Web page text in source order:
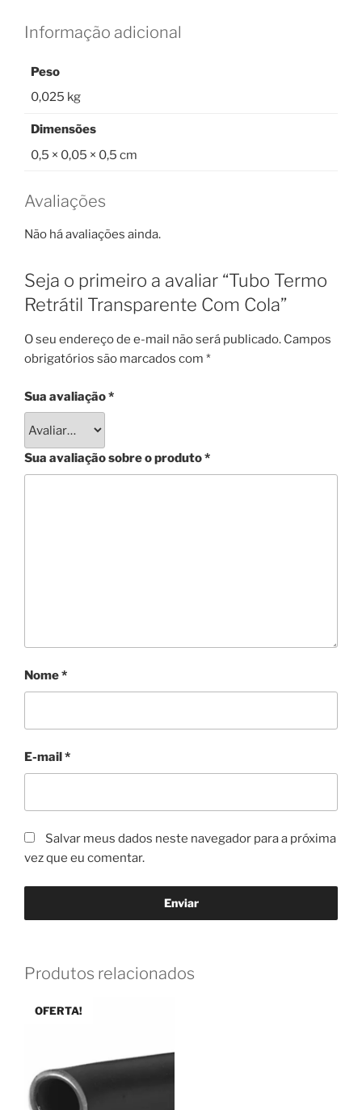
Informação adicional
Peso
0,025 kg
Dimensões
0,5 × 0,05 × 0,5 cm
Avaliações
Não há avaliações ainda.
Seja o primeiro a avaliar “Tubo Termo
Retrátil Transparente Com Cola”
O seu endereço de e-mail não será publicado. Campos
obrigatórios são marcados com *
Sua avaliação*
Sua avaliação sobre o produto*
Nome*
E-mail *
Salvar meus dados neste navegador para a próxima
vez que eu comentar.
Produtos relacionados
OFERTA!